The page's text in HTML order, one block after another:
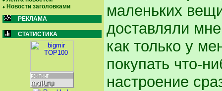
Новости заголовками
РЕКЛАМА
СТАТИСТИКА
маленьких
доставляли
как только у
покупать что-
настроение